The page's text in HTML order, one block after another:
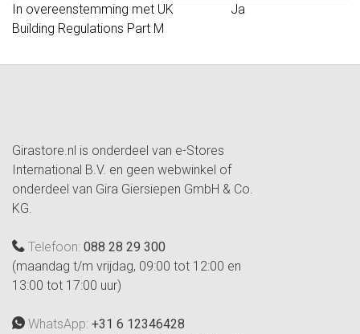
In overeenstemming met UK
Building Regulations Part M
Ja
Girastore.nl is onderdeel van e-Stores
International B.V. en geen webwinkel of
onderdeel van Gira Giersiepen GmbH & Co.
KG.
Telefoon: 088 28 29 300
(maandag t/m vrijdag, 09:00 tot 12:00 en
13:00 tot 17:00 uur)
WhatsApp: +31 6 12346428